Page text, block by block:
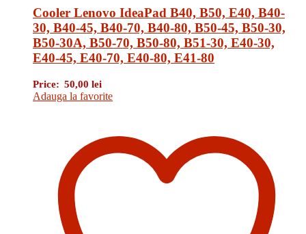
Cooler Lenovo IdeaPad B40, B50, E40, B40-
30, B40-45, B40-70, B40-80, B50-45, B50-30,
B50-30A, B50-70, B50-80, B51-30, E40-30,
E40-45, E40-70, E40-80, E41-80
Price: 50,00 lei
Adauga la favorite